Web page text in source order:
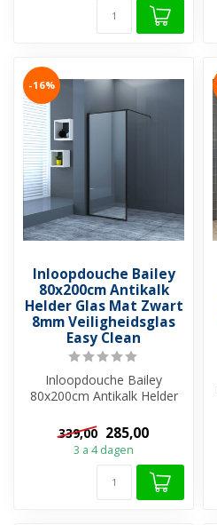
-16%
Inloopdouche Bailey
80x200cm Antikalk
Helder Glas Mat Zwart
8mm Veiligheidsglas
Easy Clean
Inloopdouche Bailey
80x200cm Antikalk Helder
Veiligheidsglas ...
339,00 285,00
3 a 4 dagen